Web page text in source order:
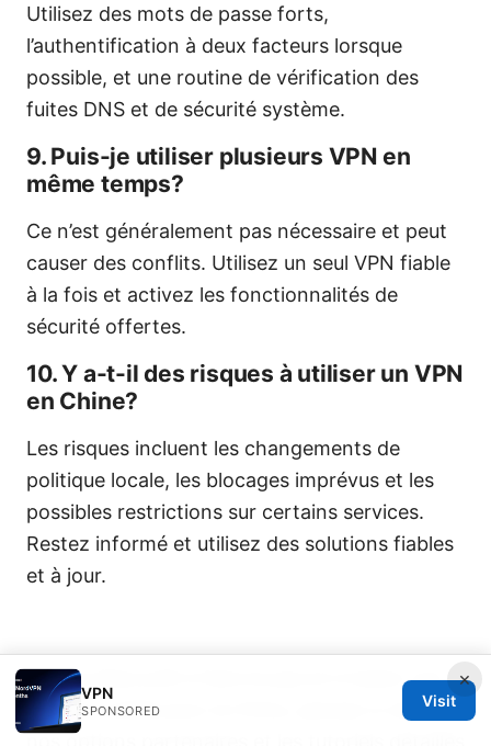
Utilisez des mots de passe forts,
l’authentification à deux facteurs lorsque
possible, et une routine de vérification des
fuites DNS et de sécurité système.
9. Puis-je utiliser plusieurs VPN en
même temps?
Ce n’est généralement pas nécessaire et peut
causer des conflits. Utilisez un seul VPN fiable
à la fois et activez les fonctionnalités de
sécurité offertes.
10. Y a-t-il des risques à utiliser un VPN
en Chine?
Les risques incluent les changements de
politique locale, les blocages imprévus et les
possibles restrictions sur certains services.
Restez informé et utilisez des solutions fiables
et à jour.
Si vous êtes prêt à faire le pas et à tester une
solution solide pour la Chine, pensez à vérifier
nos options partenaires et les tutoriels détaillés
×
VPN
SPONSORED
Visit